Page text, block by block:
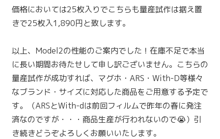
価格においては25枚入りでこちらも量産試作は据え置
きで25枚入1,890円と致します。
以上、Model2の性能のご案内でした！在庫不足で本当
に長い期間お待たせして申し訳ございません。こちらの
量産試作が成功すれば、マグホ・ARS・With-D等様々
なブランド・サイズに対応した商品をご用意する予定で
す。（ARSとWith-dは前回フィルムで昨年の春に発注
済なのですが・・・商品生産が行われないので😭）引
き続きどうぞよろしくお願いいたします。